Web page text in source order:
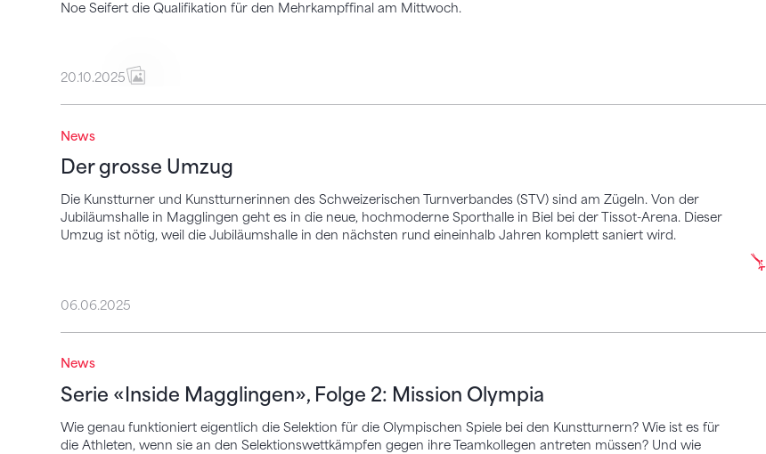
Noe Seifert die Qualifikation für den Mehrkampffinal am Mittwoch.
20.10.2025
News
Der grosse Umzug
Die Kunstturner und Kunstturnerinnen des Schweizerischen Turnverbandes (STV) sind am Zügeln. Von der
Jubiläumshalle in Magglingen geht es in die neue, hochmoderne Sporthalle in Biel bei der Tissot-Arena. Dieser
Umzug ist nötig, weil die Jubiläumshalle in den nächsten rund eineinhalb Jahren komplett saniert wird.
Der grosse Umzug
06.06.2025
News
Serie «Inside Magglingen», Folge 2: Mission Olympia
Wie genau funktioniert eigentlich die Selektion für die Olympischen Spiele bei den Kunstturnern? Wie ist es für
die Athleten, wenn sie an den Selektionswettkämpfen gegen ihre Teamkollegen antreten müssen? Und wie
Serie «Inside Magglingen», Folge 2: Mission Olympia